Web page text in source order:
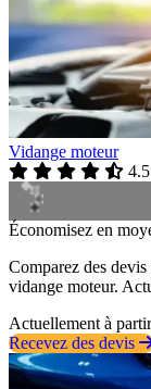
Vidange moteur
4.5
Économisez en
Comparez des
vidange moteur.
Actuellement à
Recevez des devis